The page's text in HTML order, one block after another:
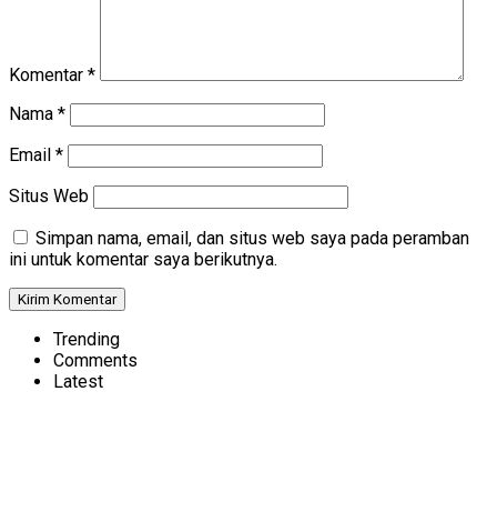
Komentar *
Nama *
Email *
Situs Web
Simpan nama, email, dan situs web saya pada peramban
ini untuk komentar saya berikutnya.
Trending
Comments
Latest